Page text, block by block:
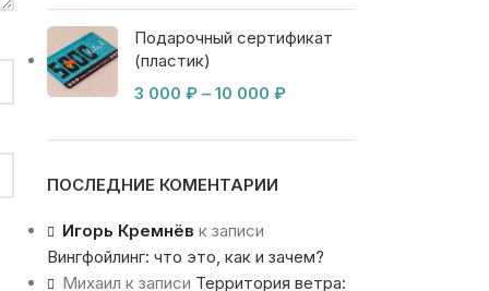
Подарочный сертификат
(пластик)
3 000 ₽ – 10 000 ₽
ПОСЛЕДНИЕ КОМЕНТАРИИ
Игорь Кремнёв к записи
Вингфойлинг: что это, как и зачем?
Михаил к записи Территория ветра: